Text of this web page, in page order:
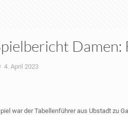
Damen:
4. April 2023
war der Tabellenführer aus Ubstadt zu